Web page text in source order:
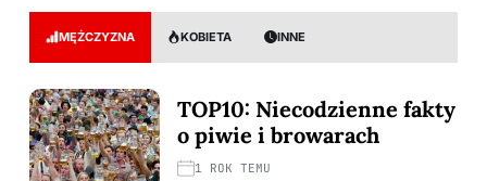
MĘŻCZYZNA KOBIETA INNE
TOP10: Niecodzienne fakty
o piwie i browarach
1 ROK TEMU